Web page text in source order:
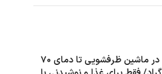
قابل شستشو در ماشین ظرفشویی تا دمای 70